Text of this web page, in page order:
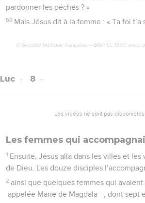
pardonner les péchés ? »
50 Mais Jésus dit à la femme : « Ta foi t’a
© Société biblique française – Bibli’O, 1997,
Luc 8
Les vidéos ne sont pas disponibles
Les femmes qui
1 Ensuite, Jésus alla dans les villes et
de Dieu. Les douze disciples
2 ainsi que quelques femmes qui
appelée Marie de Magdala –, dont sept